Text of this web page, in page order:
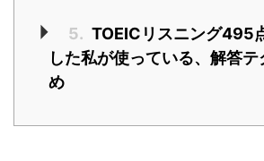
5. TOEICリスニング495
した私が使っている、解答テ
め